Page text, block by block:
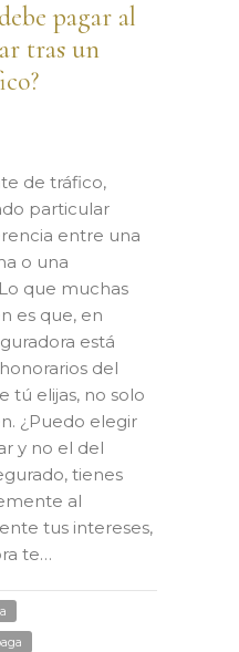
pagar al
tras un
de tráfico,
particular
entre una
o una
que muchas
es que, en
está
del
tú elijas, no solo
¿Puedo elegir
y no el del
tienes
al
tus intereses,
te…